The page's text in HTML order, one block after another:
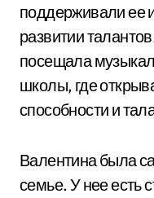
поддерживали ее
развитии
посещала
школы, где
способности и
Валентина была
семье. У нее есть